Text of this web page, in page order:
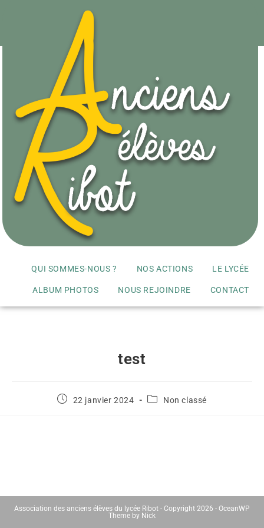
QUI SOMMES-NOUS ? NOS ACTIONS LE LYCÉE
ALBUM PHOTOS NOUS REJOINDRE CONTACT
test
22 janvier 2024 Non classé
Association des anciens élèves du lycée Ribot - Copyright 2026 - OceanWP
Theme by Nick